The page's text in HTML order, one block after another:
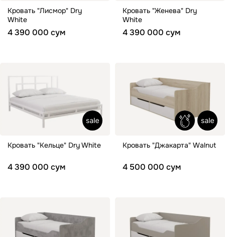
Кровать "Лисмор" Dry
White
4 390 000 сум
Кровать "Женева" Dry
White
4 390 000 сум
Кровать "Кельце" Dry White
4 390 000 сум
Кровать "Джакарта" Walnut
4 500 000 сум